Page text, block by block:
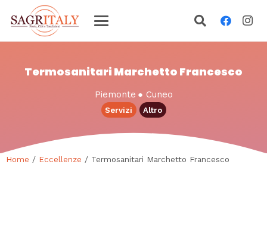
Termosanitari Marchetto Francesco
Piemonte ● Cuneo
Servizi Altro
Home / Eccellenze / Termosanitari Marchetto Francesco